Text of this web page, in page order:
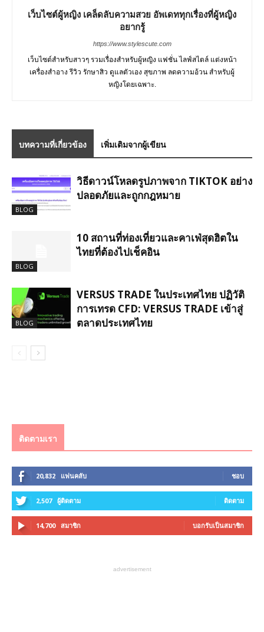
เว็บไซต์ผู้หญิง เคล็ดลับความสวย อัพเดททุกเรื่องที่ผู้หญิง
อยากรู้
https://www.stylescute.com
เว็บไซต์สำหรับสาวๆ รวมเรื่องสำหรับผู้หญิง แฟชั่น ไลฟ์สไตล์ แต่งหน้า
เครื่องสำอาง รีวิว รักษาสิว ดูแลตัวเอง สุขภาพ ลดความอ้วน สำหรับผู้
หญิงโดยเฉพาะ.
บทความที่เกี่ยวข้อง เพิ่มเติมจากผู้เขียน
BLOG
วิธีดาวน์โหลดรูปภาพจาก TIKTOK อย่าง
ปลอดภัยและถูกกฎหมาย
BLOG
10 สถานที่ท่องเที่ยวและคาเฟ่สุดฮิตใน
ไทยที่ต้องไปเช็คอิน
BLOG
VERSUS TRADE ในประเทศไทย ปฏิวัติ
การเทรด CFD: VERSUS TRADE เข้าสู่
ตลาดประเทศไทย
ติดตามเรา
20,832 แฟนคลับ ชอบ
2,507 ผู้ติดตาม ติดตาม
14,700 สมาชิก บอกรับเป็นสมาชิก
advertisement